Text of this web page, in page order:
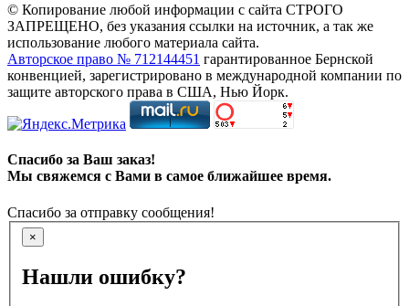
© Копирование любой информации с сайта СТРОГО
ЗАПРЕЩЕНО, без указания ссылки на источник, а так же
использование любого материала сайта.
Авторское право № 712144451 гарантированное Бернской
конвенцией, зарегистрировано в международной компании по
защите авторского права в США, Нью Йорк.
Спасибо за Ваш заказ!
Мы свяжемся с Вами в самое ближайшее время.
Спасибо за отправку сообщения!
×
Нашли ошибку?